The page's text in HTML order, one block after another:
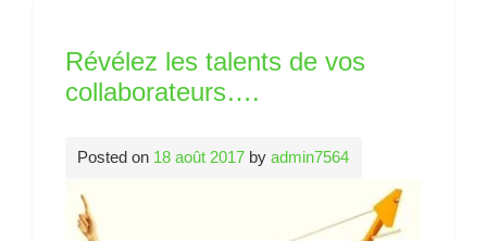
Révélez les talents de vos
collaborateurs….
Posted on 18 août 2017 byadmin7564